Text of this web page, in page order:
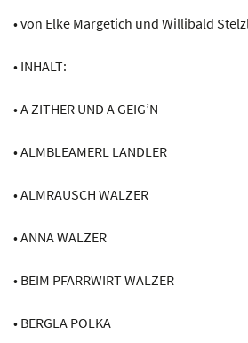
• von Elke Margetich und Willibald Stelzl
• INHALT:
• A ZITHER UND A GEIG’N
• ALMBLEAMERL LANDLER
• ALMRAUSCH WALZER
• ANNA WALZER
• BEIM PFARRWIRT WALZER
• BERGLA POLKA